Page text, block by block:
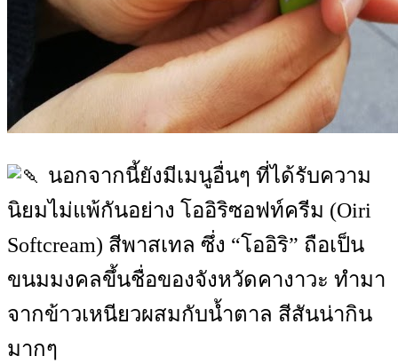
นอกจากนี้ยังมีเมนูอื่นๆ ที่ได้รับความ
นิยมไม่แพ้กันอย่าง โออิริซอฟท์ครีม (Oiri
Softcream) สีพาสเทล ซึ่ง “โออิริ” ถือเป็น
ขนมมงคลขึ้นชื่อของจังหวัดคางาวะ ทำมา
จากข้าวเหนียวผสมกับน้ำตาล สีสันน่ากิน
มากๆ